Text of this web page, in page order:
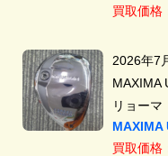
買取価格
2026年7
MAXIMA
リョーマ
MAXIMA
買取価格